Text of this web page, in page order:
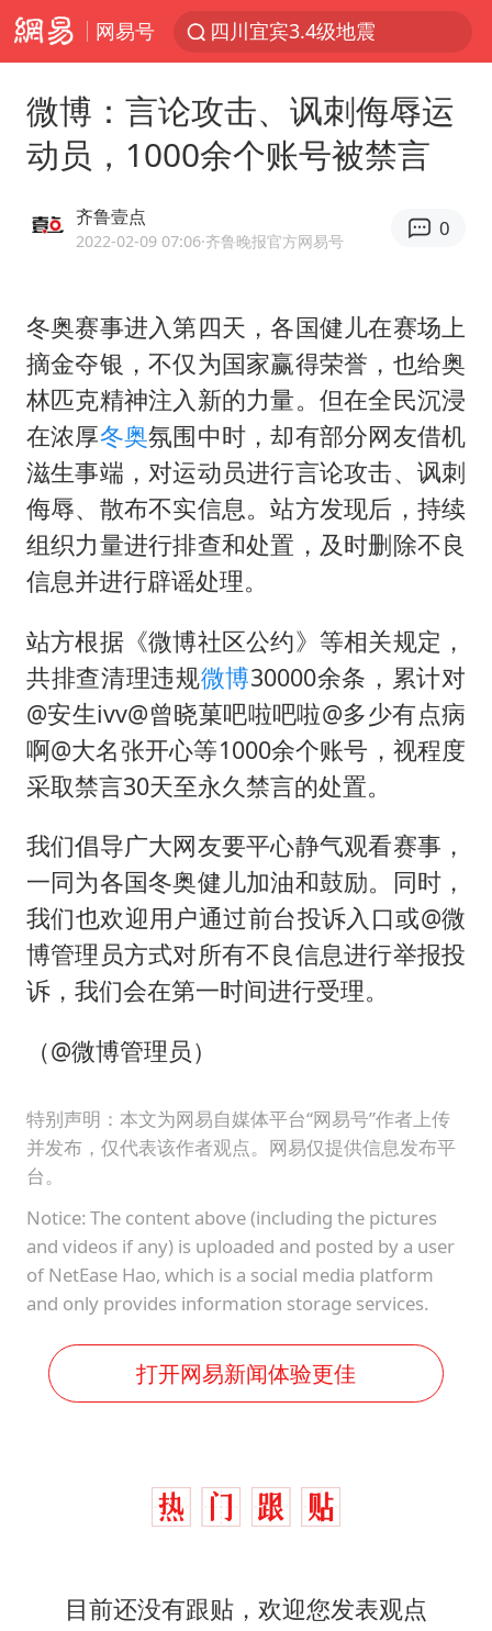
网易号
四川宜宾3.4级地震
云南一地村民过火把节意外灼伤16人
网约车司机充电时猝死保险拒赔
周末打虎 宋致远被查
多所高校取消艺考
上半年国内居民出游人次34.63亿
陕西柞水泥石流已致2死 仍有1人失联
店主称换“青海拉面”招牌后生意更好
泰国初中生饮弹自尽前开了26枪
习近平心系体育强国建设
微博：言论攻击、讽刺侮辱运
动员，1000余个账号被禁言
齐鲁壹点
2022-02-09 07:06·齐鲁晚报官方网易号
0
冬奥赛事进入第四天，各国健儿在赛场上
摘金夺银，不仅为国家赢得荣誉，也给奥
林匹克精神注入新的力量。但在全民沉浸
在浓厚冬奥氛围中时，却有部分网友借机
滋生事端，对运动员进行言论攻击、讽刺
侮辱、散布不实信息。站方发现后，持续
组织力量进行排查和处置，及时删除不良
信息并进行辟谣处理。
站方根据《微博社区公约》等相关规定，
共排查清理违规微博30000余条，累计对
@安生ivv@曾晓菓吧啦吧啦@多少有点病
啊@大名张开心等1000余个账号，视程度
采取禁言30天至永久禁言的处置。
我们倡导广大网友要平心静气观看赛事，
一同为各国冬奥健儿加油和鼓励。同时，
我们也欢迎用户通过前台投诉入口或@微
博管理员方式对所有不良信息进行举报投
诉，我们会在第一时间进行受理。
（@微博管理员）
特别声明：本文为网易自媒体平台“网易号”作者上传
并发布，仅代表该作者观点。网易仅提供信息发布平
台。
Notice: The content above (including the pictures
and videos if any) is uploaded and posted by a user
of NetEase Hao, which is a social media platform
and only provides information storage services.
打开网易新闻体验更佳
目前还没有跟贴，欢迎您发表观点